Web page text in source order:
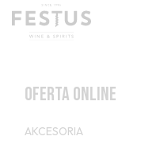
OFERTA ONLINE
AKCESORIA